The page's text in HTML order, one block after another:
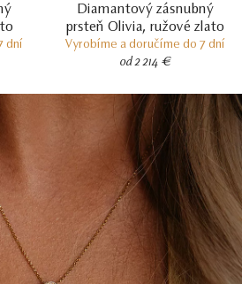
dní
Diamantový zásnubný
prsteň Olivia, ružové zlato
Vyrobíme a doručíme do 7 dní
od 2 214 €